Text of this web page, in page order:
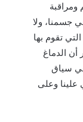
جسمنا، ولا
تقوم بها
أن الدماغ
سياق
علينا وعلى